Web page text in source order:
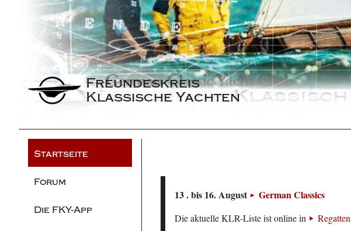
Freundeskreis
Klassische Yachten
Startseite
Forum
Die FKY-App
13 . bis 16. August German Classics
Die aktuelle KLR-Liste ist online in Regatten